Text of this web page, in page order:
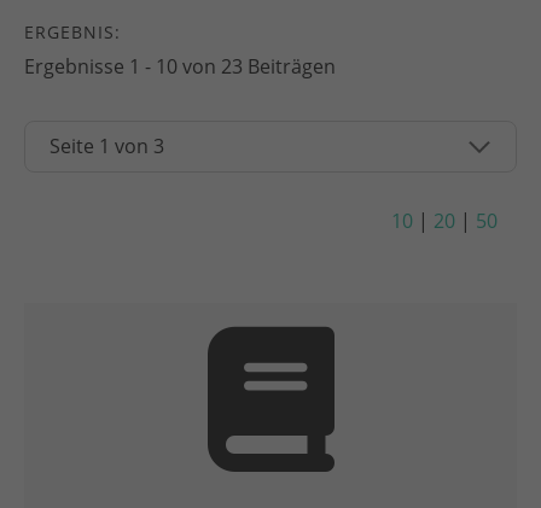
ERGEBNIS:
Ergebnisse 1 - 10 von 23 Beiträgen
10 | 20 | 50